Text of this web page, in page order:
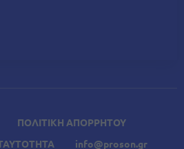
ΠΟΛΙΤΙΚΗ ΑΠΟΡΡΗΤΟΥ
info@proson.gr